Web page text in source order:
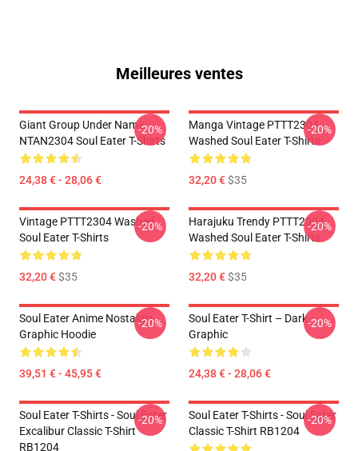
Meilleures ventes
Giant Group Under Name
NTAN2304 Soul Eater T-Shirts
24,38 € - 28,06 €
-20%
Manga Vintage PTTT2304
Washed Soul Eater T-Shirts
32,20 €$35
-20%
Vintage PTTT2304 Washed
Soul Eater T-Shirts
32,20 €$35
-20%
Harajuku Trendy PTTT2304
Washed Soul Eater T-Shirts
32,20 €$35
-20%
Soul Eater Anime Nostalgia
Graphic Hoodie
39,51 € - 45,95 €
-20%
Soul Eater T-Shirt – Dark
Graphic
24,38 € - 28,06 €
-20%
Soul Eater T-Shirts - Soul Eater
Excalibur Classic T-Shirt
RB1204
-20%
Soul Eater T-Shirts - Soul Eater
Classic T-Shirt RB1204
-20%